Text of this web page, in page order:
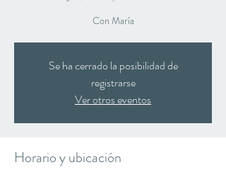
Con María
Se ha cerrado la posibilidad de
registrarse
Ver otros eventos
Horario y ubicación